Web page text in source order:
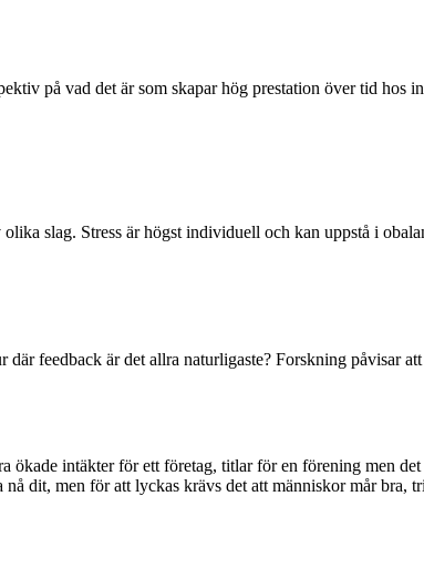
på vad det är som skapar hög prestation över tid hos
slag. Stress är högst individuell och kan uppstå i
feedback är det allra naturligaste? Forskning påvisar
intäkter för ett företag, titlar för en förening men
dit, men för att lyckas krävs det att människor mår bra,